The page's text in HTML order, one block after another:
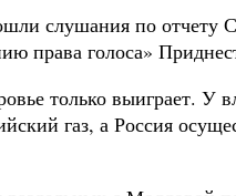
слушания по отчету
права голоса»
только выиграет. У
газ, а Россия